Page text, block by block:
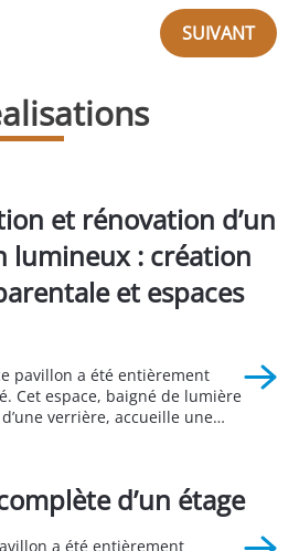
SUIVANT
et rénovation d’un
lumineux : création
et espaces
pavillon a été entièrement
Cet espace, baigné de lumière
verrière, accueille une
salle d’eau. Cette réalisation a
avec Sophie […]d’un étage
a été entièrement